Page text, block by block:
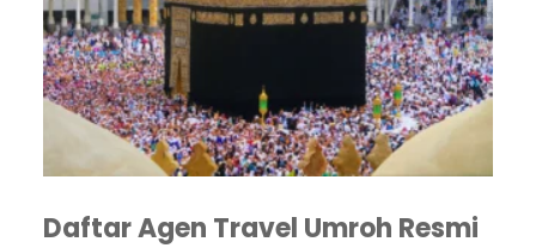
Daftar Agen Travel Umroh Resmi